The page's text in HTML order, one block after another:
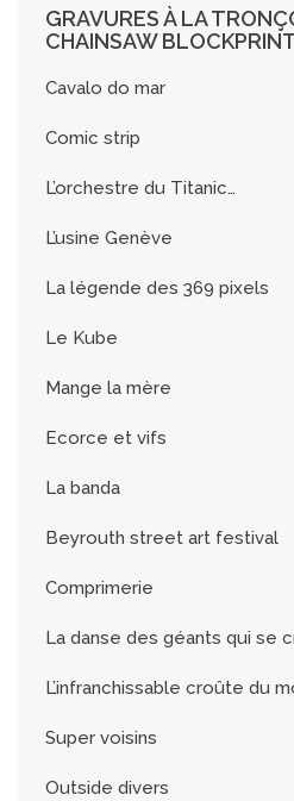
GRAVURES À LA
CHAINSAW
Cavalo do mar
Comic strip
L’orchestre du Titanic…
L’usine Genève
La légende des 369 pixels
Le Kube
Mange la mère
Ecorce et vifs
La banda
Beyrouth street art festival
Comprimerie
La danse des géants qui se
L’infranchissable croûte du
Super voisins
Outside divers